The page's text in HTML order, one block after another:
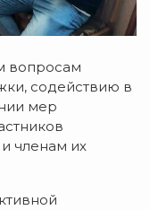
вопросам
содействию в
мер
членам их